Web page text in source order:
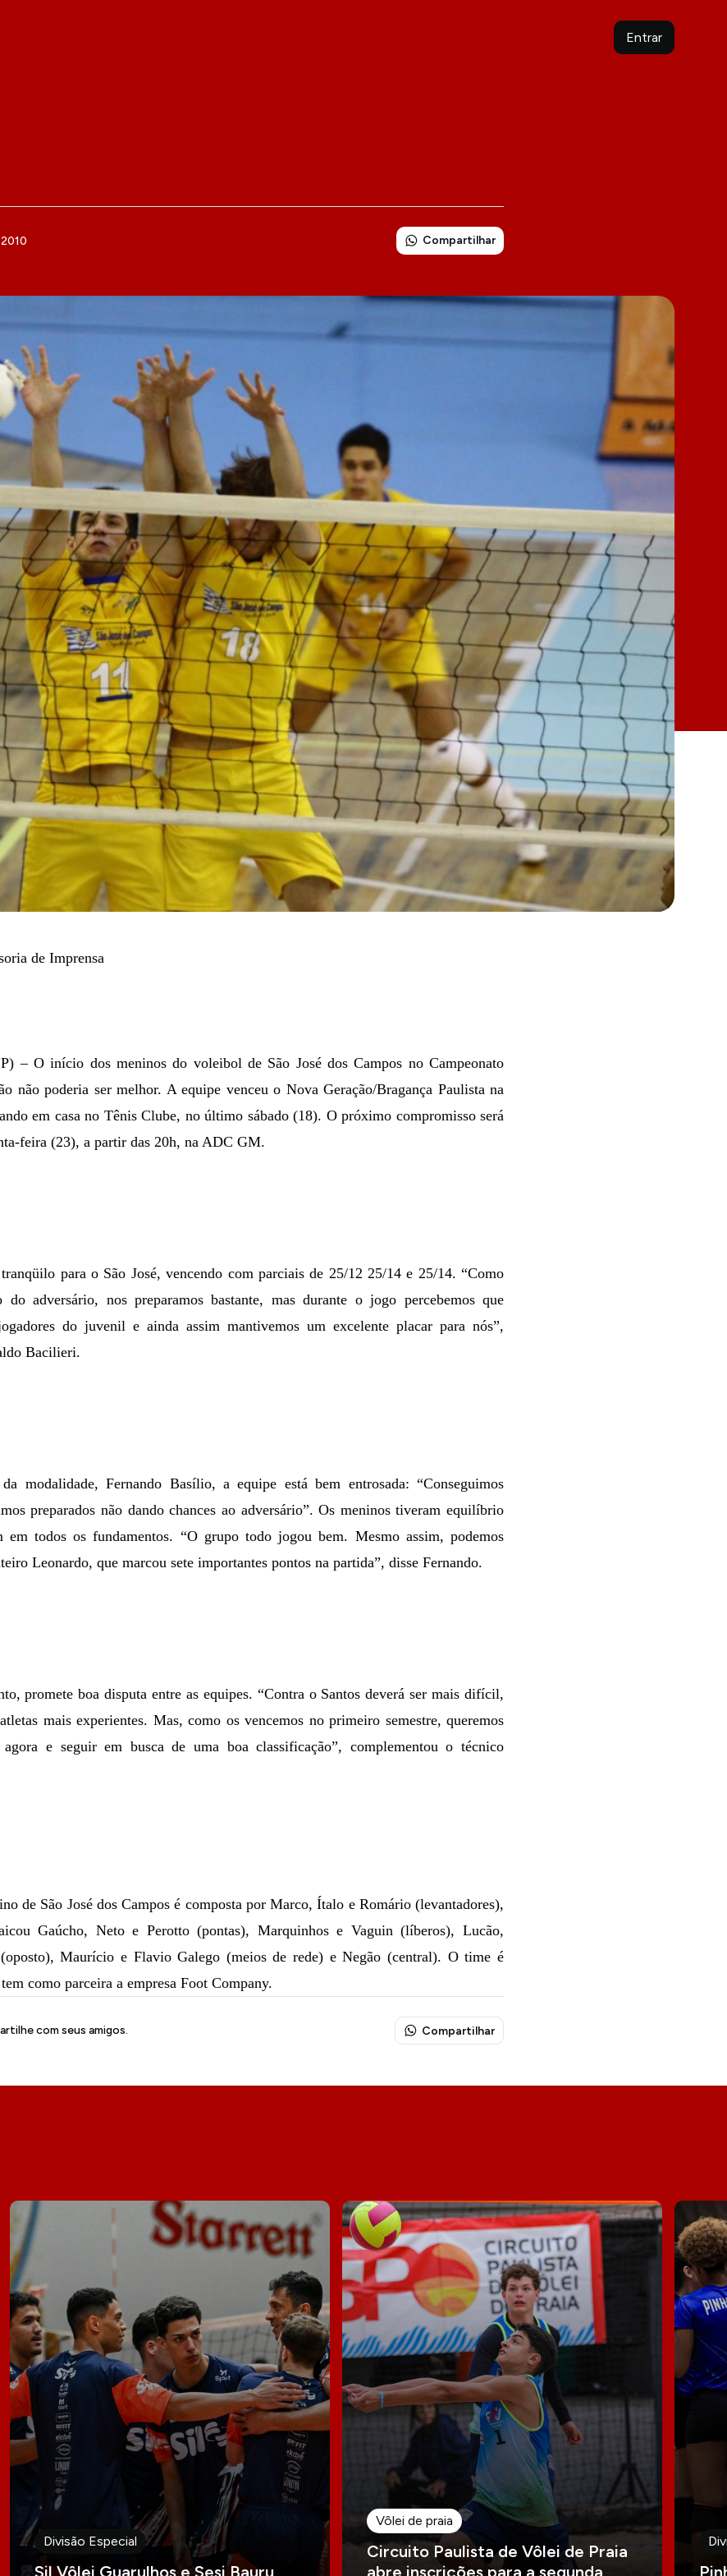
Entrar
Compartilhar
de Imprensa
– O início dos meninos do voleibol de São José dos Campos no Campeonato
não poderia ser melhor. A equipe venceu o Nova Geração/Bragança Paulista na
em casa no Tênis Clube, no último sábado (18). O próximo compromisso será
feira (23), a partir das 20h, na ADC GM.
para o São José, vencendo com parciais de 25/12 25/14 e 25/14. “Como
adversário, nos preparamos bastante, mas durante o jogo percebemos que
do juvenil e ainda assim mantivemos um excelente placar para nós”,
Bacilieri.
modalidade, Fernando Basílio, a equipe está bem entrosada: “Conseguimos
preparados não dando chances ao adversário”. Os meninos tiveram equilíbrio
em todos os fundamentos. “O grupo todo jogou bem. Mesmo assim, podemos
Leonardo, que marcou sete importantes pontos na partida”, disse Fernando.
promete boa disputa entre as equipes. “Contra o Santos deverá ser mais difícil,
mais experientes. Mas, como os vencemos no primeiro semestre, queremos
e seguir em busca de uma boa classificação”, complementou o técnico
de São José dos Campos é composta por Marco, Ítalo e Romário (levantadores),
Gaúcho, Neto e Perotto (pontas), Marquinhos e Vaguin (líberos), Lucão,
Maurício e Flavio Galego (meios de rede) e Negão (central). O time é
como parceira a empresa Foot Company.
com seus amigos. Compartilhar
Divisão Especial
Sil Vôlei Guarulhos e Sesi Bauru
Vôlei de praia
Circuito Paulista de Vôlei de Praia
abre inscrições para a segunda